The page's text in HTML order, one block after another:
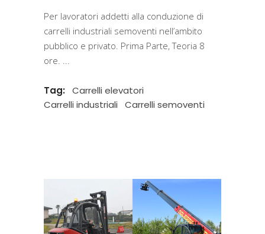
Per lavoratori addetti alla conduzione di
carrelli industriali semoventi nell’ambito
pubblico e privato. Prima Parte, Teoria 8
ore.
Tag:
Carrelli elevatori
Carrelli industriali
Carrelli semoventi